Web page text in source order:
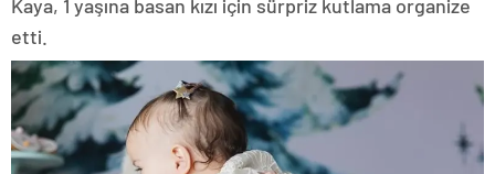
Kaya, 1 yaşına basan kızı için sürpriz kutlama organize
etti.